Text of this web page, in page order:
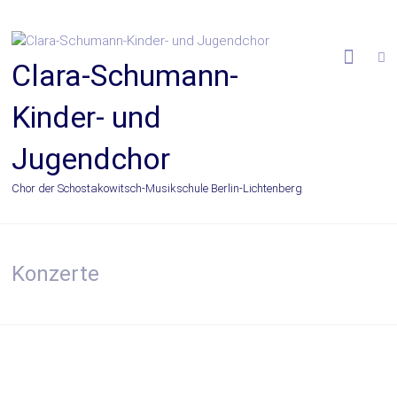
Inhalt
springen
Clara-Schumann-
Kinder- und
Jugendchor
Chor der Schostakowitsch-Musikschule Berlin-Lichtenberg
Konzerte